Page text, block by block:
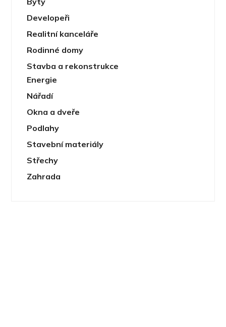
Developeři
Realitní kanceláře
Rodinné domy
Stavba a rekonstrukce
Energie
Nářadí
Okna a dveře
Podlahy
Stavební materiály
Střechy
Zahrada